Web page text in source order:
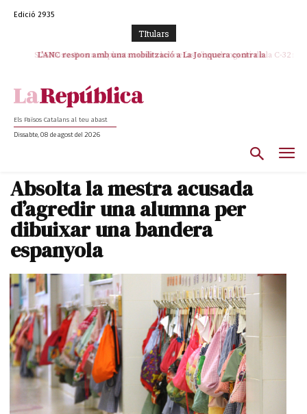
Edició 2935
TItulars
L’ANC respon amb una mobilització a La Jonquera contra la
SOS Costa Brava es planta contra la “nefasta” prolongació de la C-32 i
Els Països Catalans al teu abast
Dissabte, 08 de agost del 2026
Absolta la mestra acusada
d’agredir una alumna per
dibuixar una bandera
espanyola